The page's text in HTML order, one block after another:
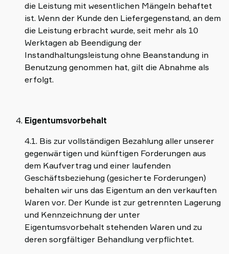
die Leistung mit wesentlichen Mängeln behaftet
ist. Wenn der Kunde den Liefergegenstand, an dem
die Leistung erbracht wurde, seit mehr als 10
Werktagen ab Beendigung der
Instandhaltungsleistung ohne Beanstandung in
Benutzung genommen hat, gilt die Abnahme als
erfolgt.
Eigentumsvorbehalt
4.1. Bis zur vollständigen Bezahlung aller unserer
gegenwärtigen und künftigen Forderungen aus
dem Kaufvertrag und einer laufenden
Geschäftsbeziehung (gesicherte Forderungen)
behalten wir uns das Eigentum an den verkauften
Waren vor. Der Kunde ist zur getrennten Lagerung
und Kennzeichnung der unter
Eigentumsvorbehalt stehenden Waren und zu
deren sorgfältiger Behandlung verpflichtet.